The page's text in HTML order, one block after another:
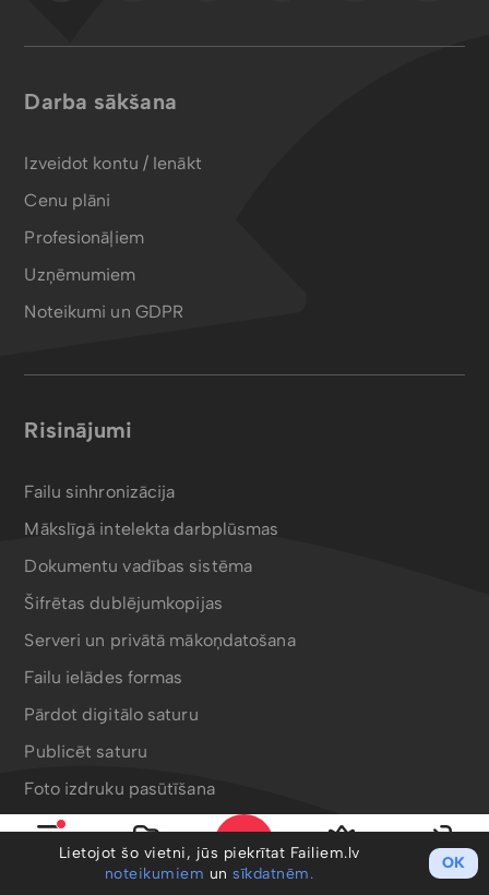
Mani faili Ieiet
Darba sākšana
Izveidot kontu / Ienākt
Cenu plāni
Profesionāļiem
Uzņēmumiem
Noteikumi un GDPR
Risinājumi
Failu sinhronizācija
Mākslīgā intelekta darbplūsmas
Dokumentu vadības sistēma
Šifrētas dublējumkopijas
Serveri un privātā mākoņdatošana
Failu ielādes formas
Pārdot digitālo saturu
Publicēt saturu
Foto izdruku pasūtīšana
Bergafoto drukas produkti
Lietojot šo vietni, jūs piekrītat Failiem.lv
noteikumiem unsīkdatnēm.
OK